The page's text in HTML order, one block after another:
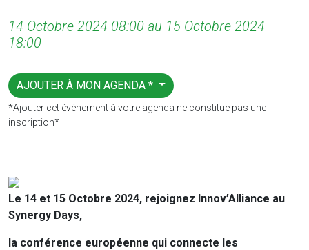
14 Octobre 2024 08:00 au 15 Octobre 2024
18:00
AJOUTER À MON AGENDA *
*Ajouter cet événement à votre agenda ne constitue pas une
inscription*
Le 14 et 15 Octobre 2024, rejoignez Innov’Alliance au
Synergy Days,
la conférence européenne qui connecte les